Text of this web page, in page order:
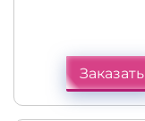
Заказать